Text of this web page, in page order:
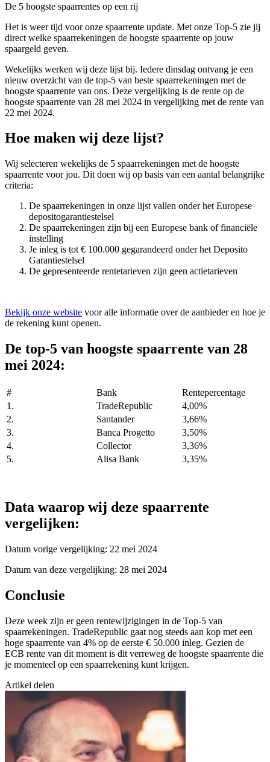
De 5 hoogste spaarrentes op een rij
Het is weer tijd voor onze spaarrente update. Met onze Top-5 zie jij
direct welke spaarrekeningen de hoogste spaarrente op jouw
spaargeld geven.
Wekelijks werken wij deze lijst bij. Iedere dinsdag ontvang je een
nieuw overzicht van de top-5 van beste spaarrekeningen met de
hoogste spaarrente van ons. Deze vergelijking is de rente op de
hoogste spaarrente van 28 mei 2024 in vergelijking met de rente van
22 mei 2024.
Hoe maken wij deze lijst?
Wij selecteren wekelijks de 5 spaarrekeningen met de hoogste
spaarrente voor jou. Dit doen wij op basis van een aantal belangrijke
criteria:
De spaarrekeningen in onze lijst vallen onder het Europese
depositogarantiestelsel
De spaarrekeningen zijn bij een Europese bank of financiële
instelling
Je inleg is tot € 100.000 gegarandeerd onder het Deposito
Garantiestelsel
De gepresenteerde rentetarieven zijn geen actietarieven
Bekijk onze website voor alle informatie over de aanbieder en hoe je
de rekening kunt openen.
De top-5 van hoogste spaarrente van 28
mei 2024:
# Bank
Rentepercentage
1.
TradeRepublic
4,00%
2.
Santander
3,66%
3.
Banca Progetto
3,50%
4.
Collector
3,36%
5.
Alisa Bank 3,35%
Data waarop wij deze spaarrente
vergelijken:
Datum vorige vergelijking: 22 mei 2024
Datum van deze vergelijking: 28 mei 2024
Conclusie
Deze week zijn er geen rentewijzigingen in de Top-5 van
spaarrekeningen. TradeRepublic gaat nog steeds aan kop met een
hoge spaarrente van 4% op de eerste € 50.000 inleg. Gezien de
ECB rente van dit moment is dit verreweg de hoogste spaarrente die
je momenteel op een spaarrekening kunt krijgen.
Artikel delen